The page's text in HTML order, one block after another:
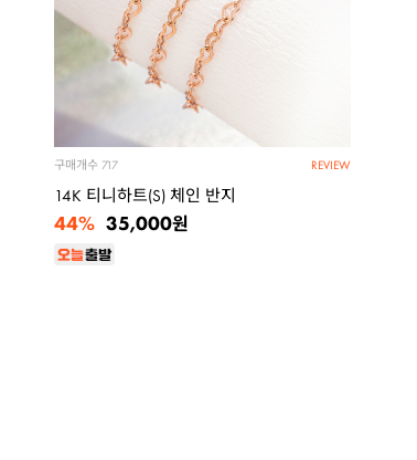
REVIEW
구매개수 717
14K 티니하트(S) 체인 반지
35,000원
44%